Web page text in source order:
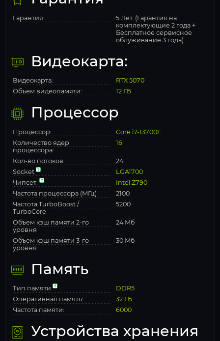
Гарантия:
5 Лет. (Гарантия на
комплектующие 2 года +
Бесплатное сервисное
облуживание 3 года)
Видеокарта:
Видеокарта:
RTX 5070
Объем видеопамяти:
12 ГБ
Процессор
Процессор:
Core i7-13700F
Количество ядер
процессора:
16
Кол-во потоков
24
Socket
LGA1700
Чипсет:
Intel Z790
Частота процессора (МГц)
2100
Частота TurboBoost /
TurboCore
5200
Объем кэш памяти 2-го
уровня
24 Мб
Объем кэш памяти 3-го
уровня
30 Мб
Память
Тип памяти
DDR5
Оперативная память:
32 ГБ
Частота памяти:
6000
Устройства хранения